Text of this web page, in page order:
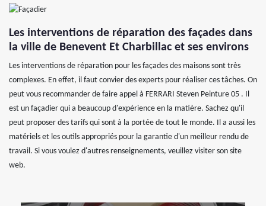
Les interventions de réparation des façades dans
la ville de Benevent Et Charbillac et ses environs
Les interventions de réparation pour les façades des maisons sont très
complexes. En effet, il faut convier des experts pour réaliser ces tâches. On
peut vous recommander de faire appel à FERRARI Steven Peinture 05 . Il
est un façadier qui a beaucoup d'expérience en la matière. Sachez qu'il
peut proposer des tarifs qui sont à la portée de tout le monde. Il a aussi les
matériels et les outils appropriés pour la garantie d'un meilleur rendu de
travail. Si vous voulez d'autres renseignements, veuillez visiter son site
web.